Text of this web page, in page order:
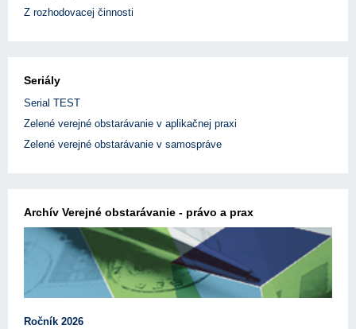
Z rozhodovacej činnosti
Seriály
Serial TEST
Zelené verejné obstarávanie v aplikačnej praxi
Zelené verejné obstarávanie v samospráve
Archív Verejné obstarávanie - právo a prax
Ročník 2026